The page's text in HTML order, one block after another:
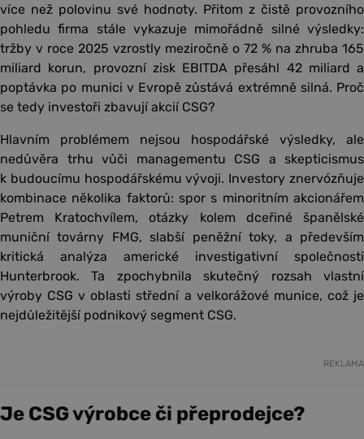
více než polovinu své hodnoty. Přitom z čistě provozního
pohledu firma stále vykazuje mimořádně silné výsledky:
tržby v roce 2025 vzrostly meziročně o 72 % na zhruba 165
miliard korun, provozní zisk EBITDA přesáhl 42 miliard a
poptávka po munici v Evropě zůstává extrémně silná. Proč
se tedy investoři zbavují akcií CSG?
Hlavním problémem nejsou hospodářské výsledky, ale
nedůvěra trhu vůči managementu CSG a skepticismus
k budoucímu hospodářskému vývoji. Investory znervózňuje
kombinace několika faktorů: spor s minoritním akcionářem
Petrem Kratochvílem, otázky kolem dceřiné španělské
muniční továrny FMG, slabší peněžní toky, a především
kritická analýza americké investigativní společnosti
Hunterbrook. Ta zpochybnila skutečný rozsah vlastní
výroby CSG v oblasti střední a velkorážové munice, což je
nejdůležitější podnikový segment CSG.
REKLAMA
Je CSG výrobce či přeprodejce?